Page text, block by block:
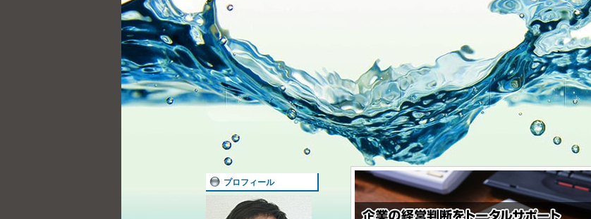
プロフィール